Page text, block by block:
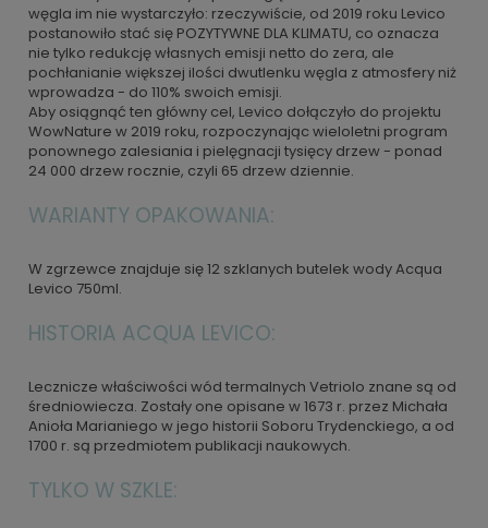
węgla im nie wystarczyło: rzeczywiście, od 2019 roku Levico
postanowiło stać się POZYTYWNE DLA KLIMATU, co oznacza
nie tylko redukcję własnych emisji netto do zera, ale
pochłanianie większej ilości dwutlenku węgla z atmosfery niż
wprowadza - do 110% swoich emisji.
Aby osiągnąć ten główny cel, Levico dołączyło do projektu
WowNature w 2019 roku, rozpoczynając wieloletni program
ponownego zalesiania i pielęgnacji tysięcy drzew - ponad
24 000 drzew rocznie, czyli 65 drzew dziennie.
WARIANTY OPAKOWANIA:
W zgrzewce znajduje się 12 szklanych butelek wody Acqua
Levico 750ml.
HISTORIA ACQUA LEVICO:
Lecznicze właściwości wód termalnych Vetriolo znane są od
średniowiecza. Zostały one opisane w 1673 r. przez Michała
Anioła Marianiego w jego historii Soboru Trydenckiego, a od
1700 r. są przedmiotem publikacji naukowych.
TYLKO W SZKLE: